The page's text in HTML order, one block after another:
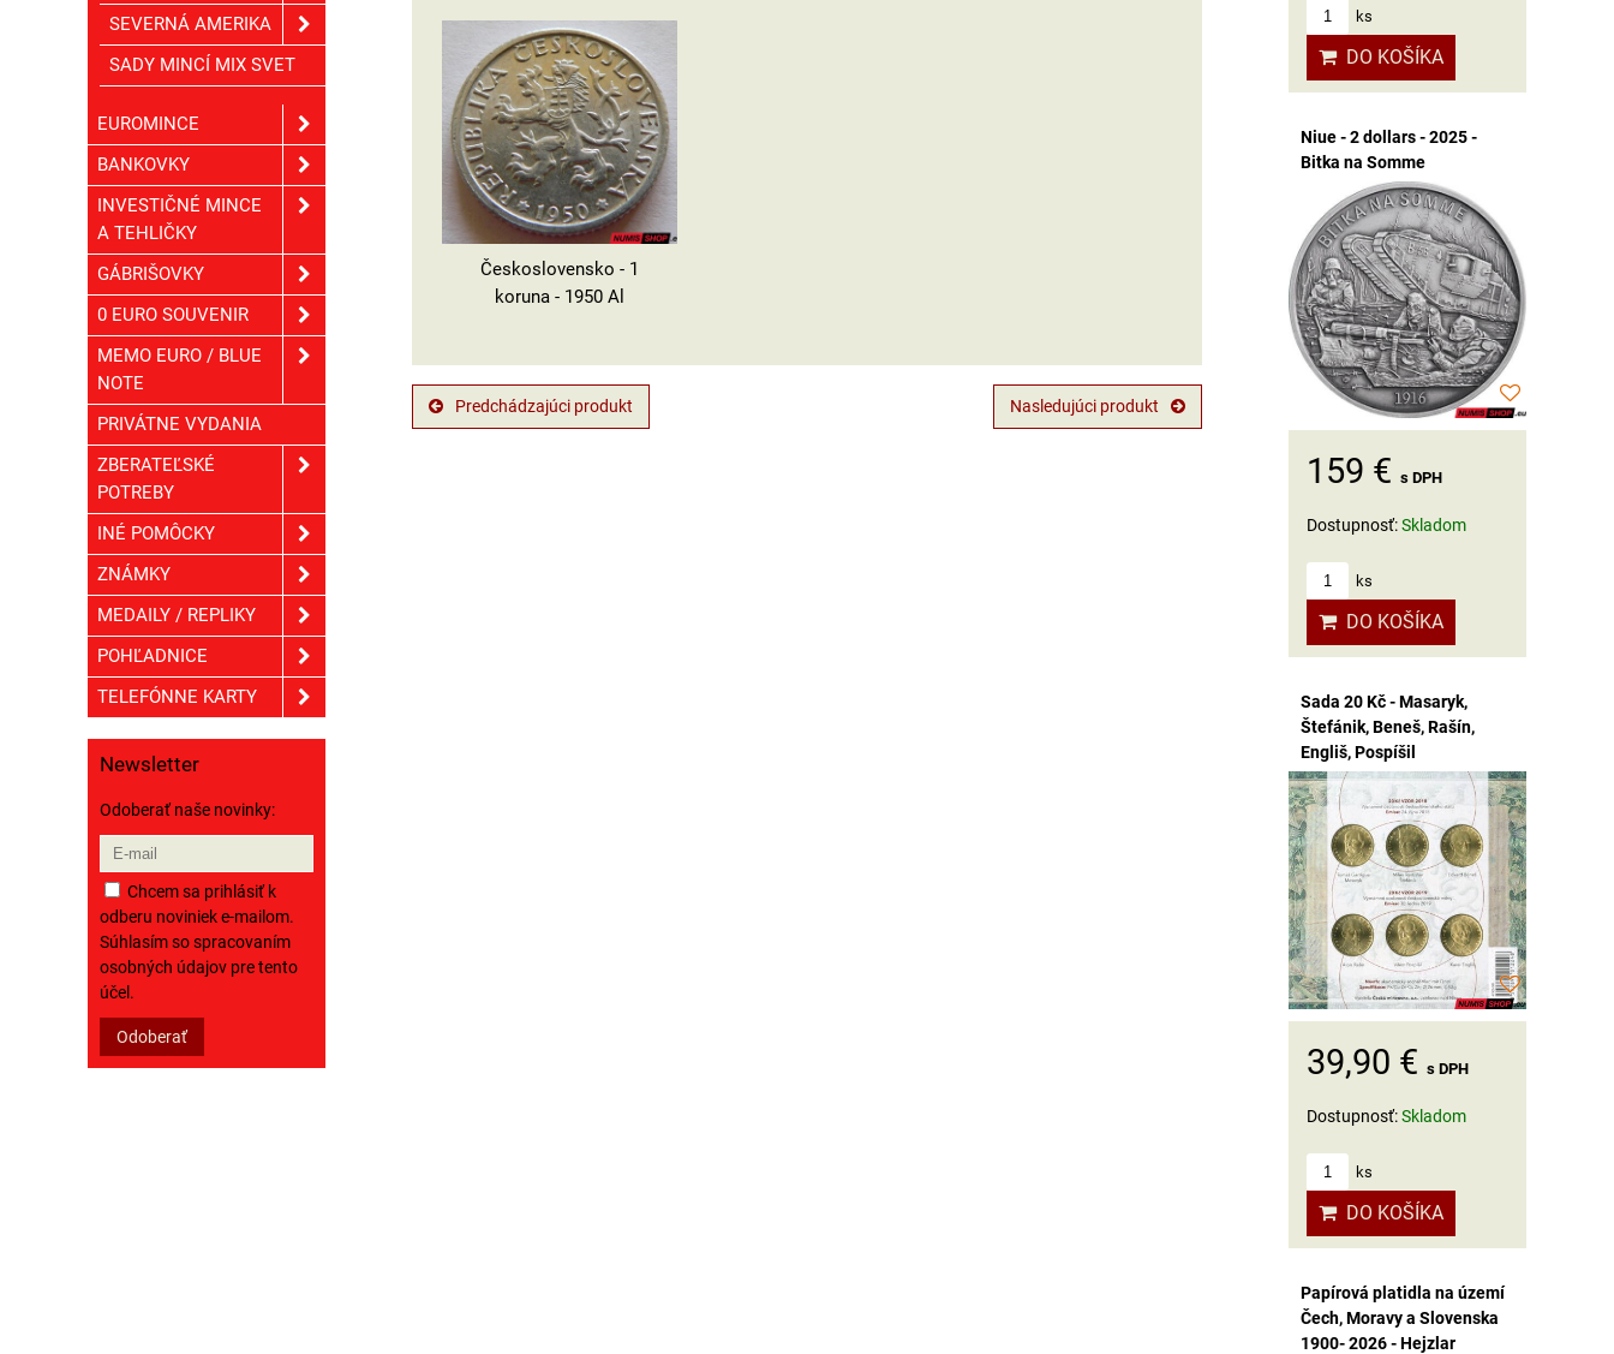
Československo - 1
koruna - 1950 Al
Predchádzajúci produkt Nasledujúci produkt
SEVERNÁ AMERIKA
SADY MINCÍ MIX SVET
EUROMINCE
BANKOVKY
INVESTIČNÉ MINCE
A TEHLIČKY
GÁBRIŠOVKY
0 EURO SOUVENIR
MEMO EURO / BLUE
NOTE
PRIVÁTNE VYDANIA
ZBERATEĽSKÉ
POTREBY
INÉ POMÔCKY
ZNÁMKY
MEDAILY / REPLIKY
POHĽADNICE
TELEFÓNNE KARTY
Newsletter
Odoberať naše novinky:
Chcem sa prihlásiť k
odberu noviniek e-mailom.
Súhlasím so spracovaním
osobných údajov pre tento
účel.
Odoberať
ks
DO KOŠÍKA
Niue - 2 dollars - 2025 -
Bitka na Somme
159 € s DPH
Dostupnosť:Skladom
ks
DO KOŠÍKA
Sada 20 Kč - Masaryk,
Štefánik, Beneš, Rašín,
Engliš, Pospíšil
39,90 € s DPH
Dostupnosť:Skladom
ks
DO KOŠÍKA
Papírová platidla na území
Čech, Moravy a Slovenska
1900- 2026 - Hejzlar